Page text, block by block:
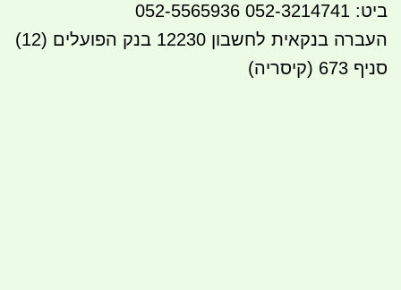
ביט: 052-3214741 052-5565936
העברה בנקאית לחשבון 12230 בנק הפועלים (12)
סניף 673 (קיסריה)